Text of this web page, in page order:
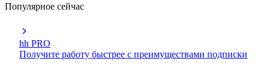
Популярное сейчас
hh PRO
Получите работу быстрее с преимуществами подписки